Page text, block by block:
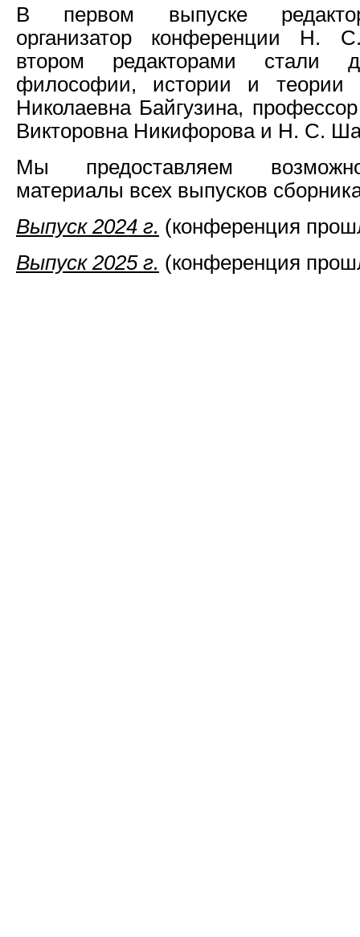
В первом выпуске
организатор конференции Н.
втором редакторами стали
философии, истории и теории
Николаевна Байгузина,
Викторовна Никифорова и Н. С.
Мы предоставляем
материалы всех выпусков
Выпуск 2024 г. (конференция
Выпуск 2025 г. (конференция